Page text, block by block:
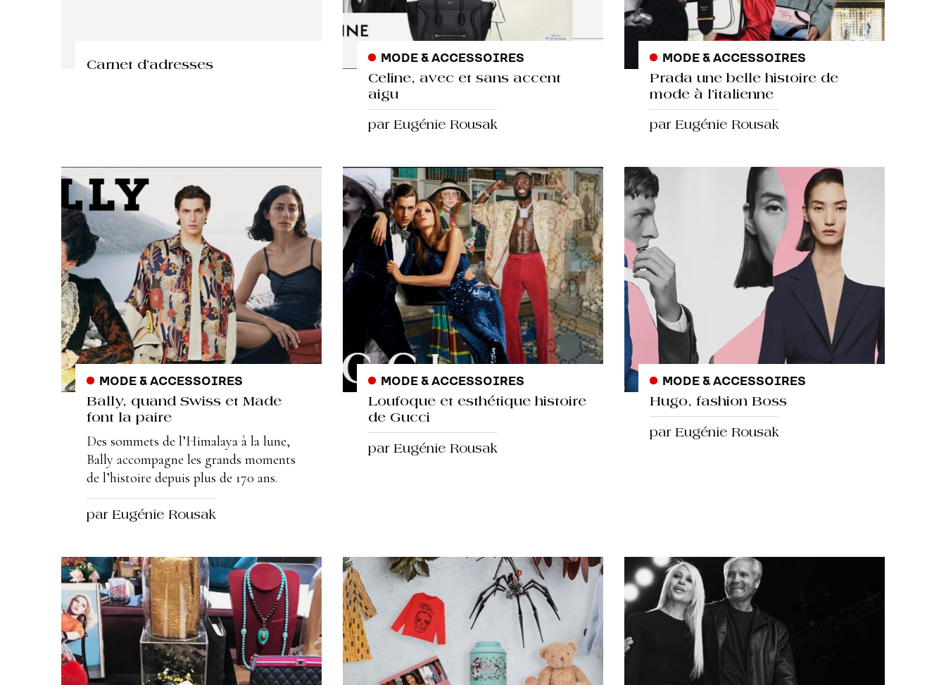
Carnet d’adresses
MODE & ACCESSOIRES
Celine, avec et sans accent
aigu
par Eugénie Rousak
MODE & ACCESSOIRES
Prada une belle histoire de
mode à l’italienne
par Eugénie Rousak
MODE & ACCESSOIRES
Bally, quand Swiss et Made
font la paire
Des sommets de l’Himalaya à la lune,
Bally accompagne les grands moments
de l’histoire depuis plus de 170 ans.
par Eugénie Rousak
MODE & ACCESSOIRES
Loufoque et esthétique histoire
de Gucci
par Eugénie Rousak
MODE & ACCESSOIRES
Hugo, fashion Boss
par Eugénie Rousak